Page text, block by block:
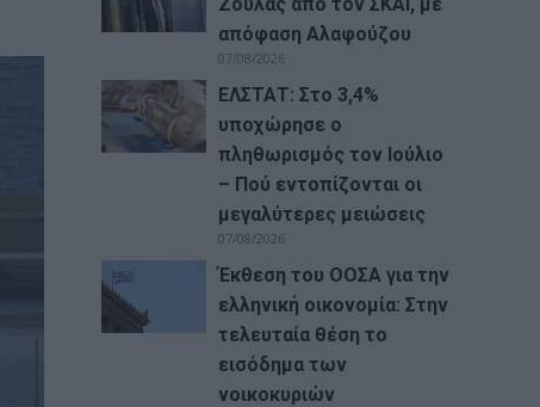
απόφαση Αλαφούζου
07/08/2026
ΕΛΣΤΑΤ: Στο 3,4%
υποχώρησε ο
πληθωρισμός τον Ιούλιο
– Πού εντοπίζονται οι
μεγαλύτερες μειώσεις
07/08/2026
Έκθεση του ΟΟΣΑ για την
ελληνική οικονομία: Στην
τελευταία θέση το
εισόδημα των
νοικοκυριών